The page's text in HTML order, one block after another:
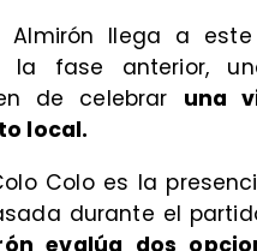
Almirón llega a
la fase anterior,
de celebrar una
local.
Colo es la
durante el
evalúa dos